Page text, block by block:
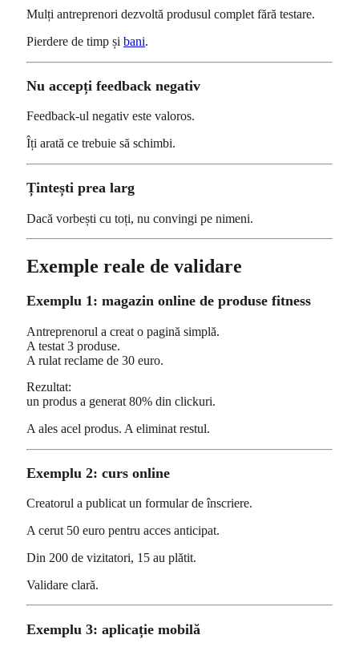
Mulți antreprenori dezvoltă produsul complet fără testare.
Pierdere de timp și bani.
Nu accepți feedback negativ
Feedback-ul negativ este valoros.
Îți arată ce trebuie să schimbi.
Țintești prea larg
Dacă vorbești cu toți, nu convingi pe nimeni.
Exemple reale de validare
Exemplu 1: magazin online de produse fitness
Antreprenorul a creat o pagină simplă.
A testat 3 produse.
A rulat reclame de 30 euro.
Rezultat:
un produs a generat 80% din clickuri.
A ales acel produs. A eliminat restul.
Exemplu 2: curs online
Creatorul a publicat un formular de înscriere.
A cerut 50 euro pentru acces anticipat.
Din 200 de vizitatori, 15 au plătit.
Validare clară.
Exemplu 3: aplicație mobilă